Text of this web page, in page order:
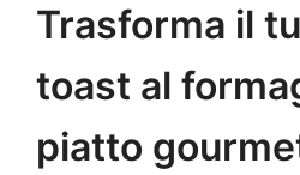
Trasforma il
toast al
piatto